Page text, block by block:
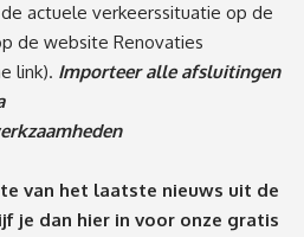
actuele verkeerssituatie op de
de website Renovaties
link). Importeer alle afsluitingen
van het laatste nieuws uit de
je dan hier in voor onze gratis